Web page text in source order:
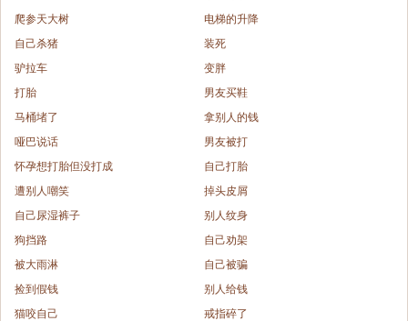
爬参天大树
电梯的升降
自己杀猪
装死
驴拉车
变胖
打胎
男友买鞋
马桶堵了
拿别人的钱
哑巴说话
男友被打
怀孕想打胎但没打成
自己打胎
遭别人嘲笑
掉头皮屑
自己尿湿裤子
别人纹身
狗挡路
自己劝架
被大雨淋
自己被骗
捡到假钱
别人给钱
猫咬自己
戒指碎了